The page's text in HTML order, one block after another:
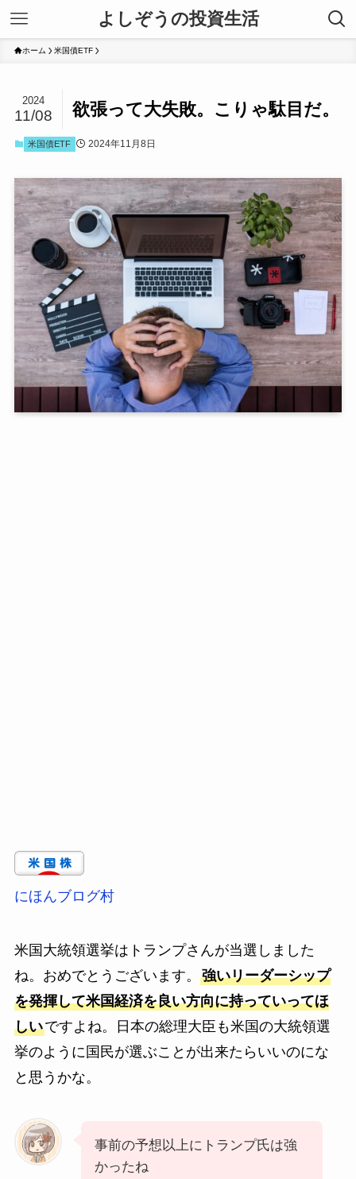
よしぞうの投資生活
ホーム 米国債ETF
欲張って大失敗。こりゃ駄目だ。
2024
11/08
米国債ETF 2024年11月8日
にほんブログ村
米国大統領選挙はトランプさんが当選しました
ね。おめでとうございます。 強いリーダーシップ
を発揮して米国経済を良い方向に持っていってほ
しいですよね。日本の総理大臣も米国の大統領選
挙のように国民が選ぶことが出来たらいいのにな
と思うかな。
事前の予想以上にトランプ氏は強
かったね